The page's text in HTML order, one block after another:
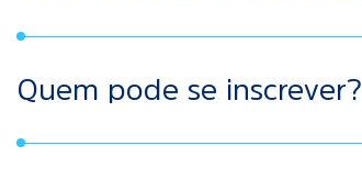
Quem pode se inscrever?